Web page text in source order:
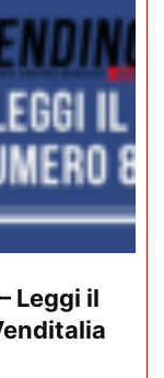
Leggi il